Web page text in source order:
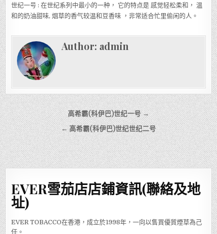
世纪一号 : 在世纪系列中最小的一种， 它的特点是 感觉轻松柔和， 温
和的奶油甜味, 烟草的香气较温和豆香味 ，非常适合忙里偷闲的人。
Author: admin
文
章
導
覽
高希霸(科伊巴)世纪一号 →
← 高希霸(科伊巴)世纪世纪二号
EVER雪茄店店鋪資訊(聯絡及地
址)
EVER TOBACCO在香港，成立於1998年，一向以售買優質煙草為己
任。